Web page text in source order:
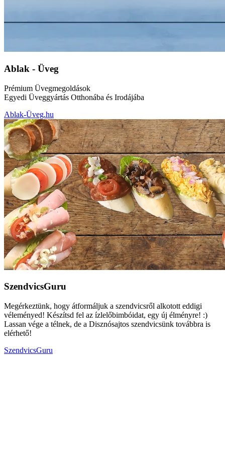
Ablak - Üveg
Prémium Üvegmegoldások
Egyedi Üveggyártás Otthonába és Irodájába
Ablak-Üveg.hu
SzendvicsGuru
Megérkeztünk, hogy átformáljuk a szendvicsről alkotott eddigi
véleményed! Készítsd fel az ízlelőbimbóidat, egy új élményre! :)
Lassan vége a télnek, de a Disznósajtos szendvicsünk továbbra is
elérhető!
SzendvicsGuru